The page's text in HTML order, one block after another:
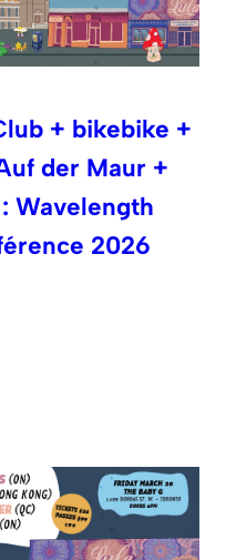
+ bikebike +
der Maur +
Wavelength
2026